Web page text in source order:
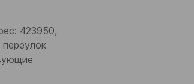
423950,